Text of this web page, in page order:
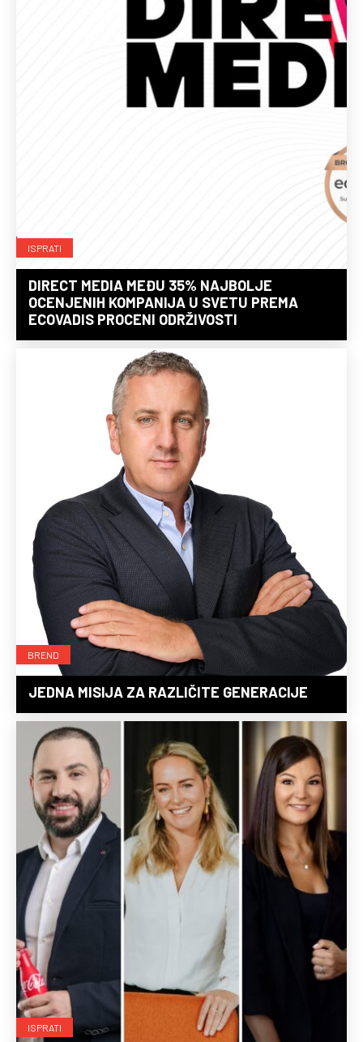
ISPRATI
DIRECT MEDIA MEĐU 35% NAJBOLJE
OCENJENIH KOMPANIJA U SVETU PREMA
ECOVADIS PROCENI ODRŽIVOSTI
BREND
JEDNA MISIJA ZA RAZLIČITE GENERACIJE
ISPRATI